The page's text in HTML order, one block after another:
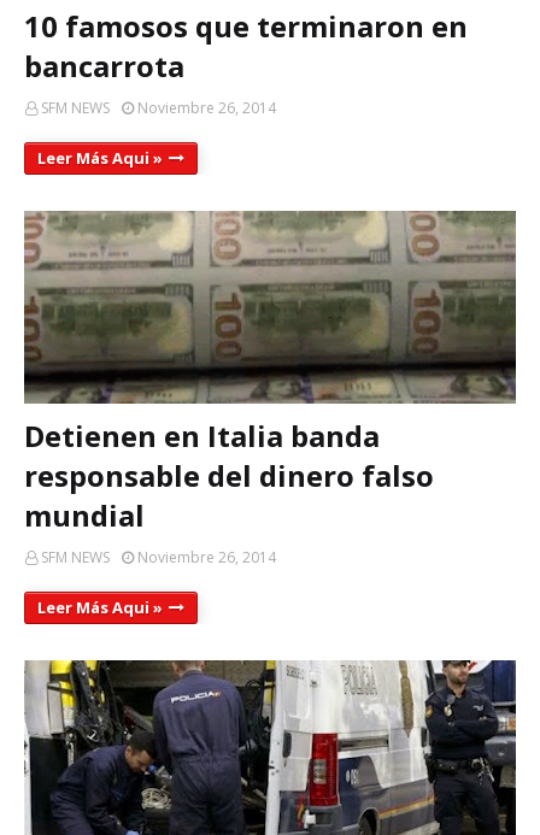
10 famosos que terminaron en
bancarrota
SFM NEWS Noviembre 26, 2014
Leer Más Aqui »
Detienen en Italia banda
responsable del dinero falso
mundial
SFM NEWS Noviembre 26, 2014
Leer Más Aqui »